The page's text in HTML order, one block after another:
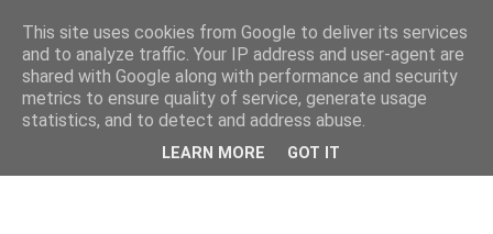
This site uses cookies from Google to deliver its services
and to analyze traffic. Your IP address and user-agent are
shared with Google along with performance and security
metrics to ensure quality of service, generate usage
statistics, and to detect and address abuse.
LEARN MORE GOT IT